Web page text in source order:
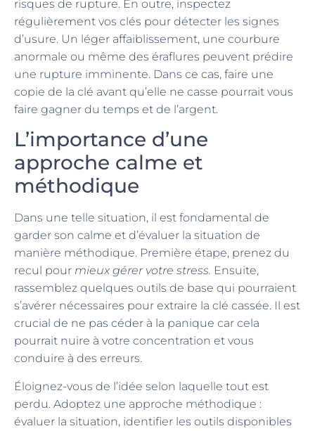
risques de rupture. En outre, inspectez
régulièrement vos clés pour détecter les signes
d’usure. Un léger affaiblissement, une courbure
anormale ou même des éraflures peuvent prédire
une rupture imminente. Dans ce cas, faire une
copie de la clé avant qu’elle ne casse pourrait vous
faire gagner du temps et de l’argent.
L’importance d’une
approche calme et
méthodique
Dans une telle situation, il est fondamental de
garder son calme et d’évaluer la situation de
manière méthodique. Première étape, prenez du
recul pour mieux gérer votre stress. Ensuite,
rassemblez quelques outils de base qui pourraient
s’avérer nécessaires pour extraire la clé cassée. Il est
crucial de ne pas céder à la panique car cela
pourrait nuire à votre concentration et vous
conduire à des erreurs.
Éloignez-vous de l’idée selon laquelle tout est
perdu. Adoptez une approche méthodique :
évaluer la situation, identifier les outils disponibles